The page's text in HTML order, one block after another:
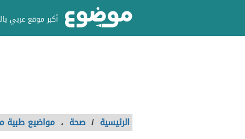
أكبر موقع عربي
الرئيسية / صحة ، مواضيع طبية